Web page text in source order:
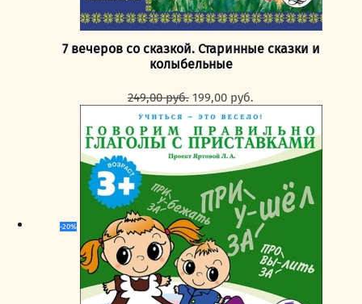
7 вечеров со сказкой. Старинные сказки и
колыбельные
249,00руб. Первоначальная
цена
составляла
249,00 руб..
199,00 руб.
цена:
199,00 руб..
-20%